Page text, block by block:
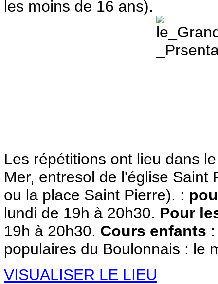
les moins de 16 ans).
Les répétitions ont lieu dans
Mer, entresol de l'église Saint
ou la place Saint Pierre). :
lundi de 19h à 20h30. Pour
19h à 20h30. Cours enfants
populaires du Boulonnais : le
VISUALISER LE LIEU